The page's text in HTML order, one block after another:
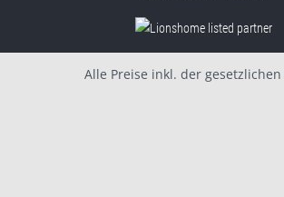
Alle Preise inkl. der gesetzlichen